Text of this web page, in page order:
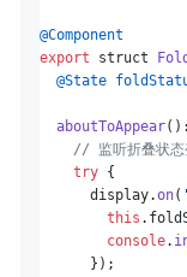
@Component
export struct
@State
aboutToAppear
// 监听折叠状态
try {
      display.
on(
this .
console.
      });